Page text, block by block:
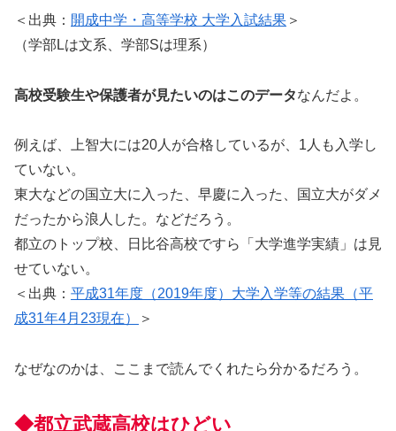
＜出典： 開成中学・高等学校 大学入試結果 ＞
（学部Lは文系、学部Sは理系）
高校受験生や保護者が見たいのはこのデータなんだよ。
例えば、上智大には20人が合格しているが、1人も入学し
ていない。
東大などの国立大に入った、早慶に入った、国立大がダメ
だったから浪人した。などだろう。
都立のトップ校、日比谷高校ですら「大学進学実績」は見
せていない。
＜出典： 平成31年度（2019年度）大学入学等の結果（平
成31年4月23現在）
＞
なぜなのかは、ここまで読んでくれたら分かるだろう。
◆都立武蔵高校はひどい